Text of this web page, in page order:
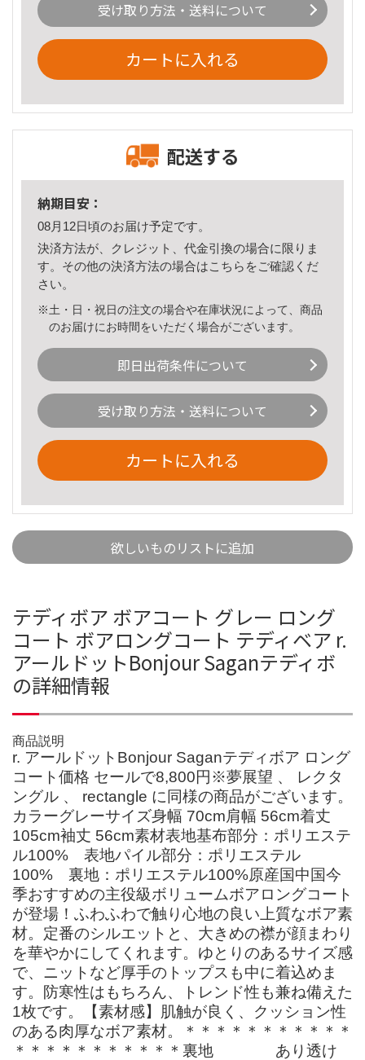
受け取り方法・送料について
カートに入れる
配送する
納期目安：
08月12日頃のお届け予定です。
決済方法が、クレジット、代金引換の場合に限りま
す。その他の決済方法の場合はこちら をご確認くだ
さい。
※土・日・祝日の注文の場合や在庫状況によって、商品
のお届けにお時間をいただく場合がございます。
即日出荷条件について
受け取り方法・送料について
カートに入れる
欲しいものリストに追加
テディボア ボアコート グレー ロング
コート ボアロングコート テディベア r.
アールドットBonjour Saganテディボ
の詳細情報
商品説明
r. アールドットBonjour Saganテディボア ロング
コート価格 セールで8,800円※夢展望 、 レクタ
ングル 、 rectangle に同様の商品がございます。
カラーグレーサイズ身幅 70cm肩幅 56cm着丈
105cm袖丈 56cm素材表地基布部分：ポリエステ
ル100% 表地パイル部分：ポリエステル
100% 裏地：ポリエステル100%原産国中国今
季おすすめの主役級ボリュームボアロングコート
が登場！ふわふわで触り心地の良い上質なボア素
材。定番のシルエットと、大きめの襟が顔まわり
を華やかにしてくれます。ゆとりのあるサイズ感
で、ニットなど厚手のトップスも中に着込めま
す。防寒性はもちろん、トレンド性も兼ね備えた
1枚です。【素材感】肌触が良く、クッション性
のある肉厚なボア素材。＊＊＊＊＊＊＊＊＊＊＊
＊＊＊＊＊＊＊＊＊＊＊裏地 あり透け